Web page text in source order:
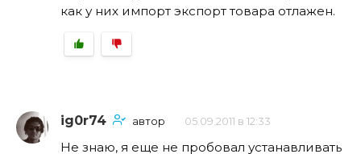
как у них импорт экспорт товара отлажен.
ig0r74 автор 05.09.2011 в 12:33
Не знаю, я еще не пробовал устанавливать